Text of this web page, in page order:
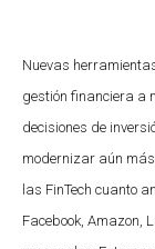
Nuevas
gestión financiera a
decisiones de
modernizar aún
las FinTech cuanto
Facebook, Amazon,